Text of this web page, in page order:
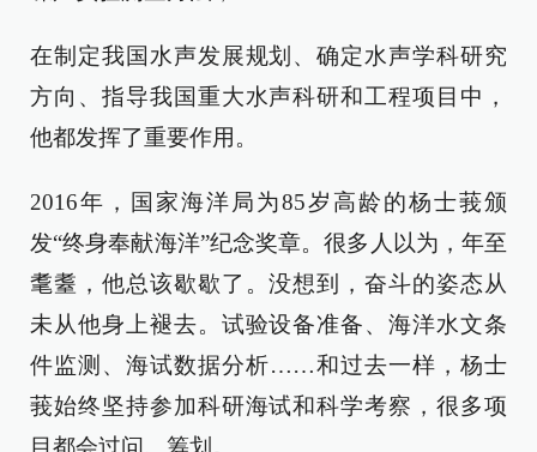
在制定我国水声发展规划、确定水声学科研究
方向、指导我国重大水声科研和工程项目中，
他都发挥了重要作用。
2016年，国家海洋局为85岁高龄的杨士莪颁
发“终身奉献海洋”纪念奖章。很多人以为，年至
耄耋，他总该歇歇了。没想到，奋斗的姿态从
未从他身上褪去。试验设备准备、海洋水文条
件监测、海试数据分析……和过去一样，杨士
莪始终坚持参加科研海试和科学考察，很多项
目都会过问、筹划。